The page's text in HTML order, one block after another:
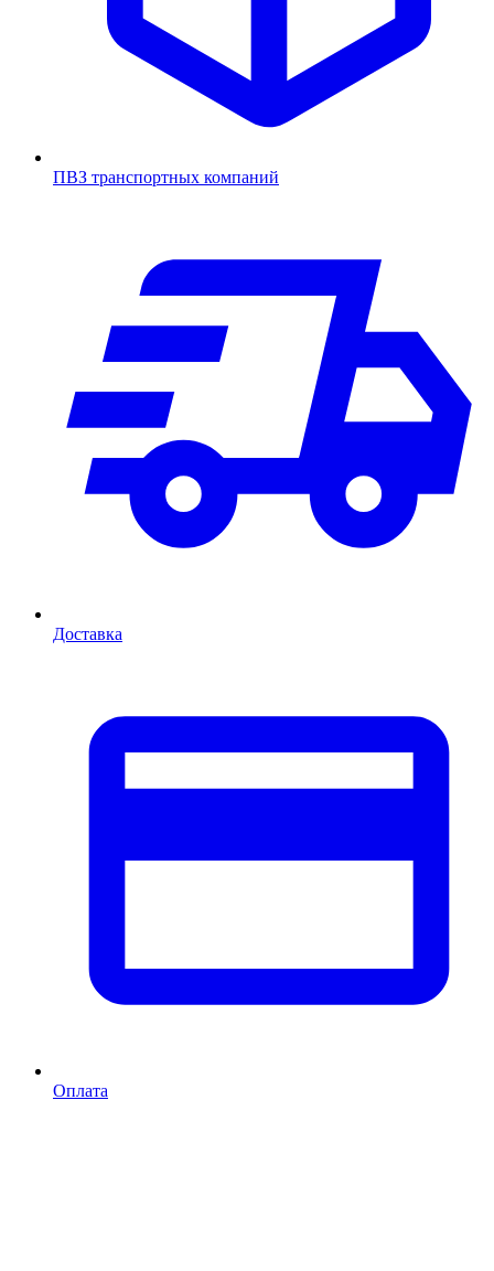
ПВЗ транспортных компаний
Доставка
Оплата